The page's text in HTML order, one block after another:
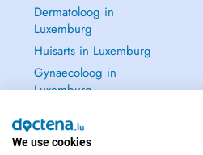
Dermatoloog in
Luxemburg
Huisarts in Luxemburg
Gynaecoloog in
Luxemburg
We use cookies